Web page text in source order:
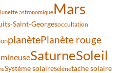
lunette astronomiqueMars
Saint-Georgesoccultation
planètePlanète rouge
SaturneSoleil
Système solaireSélénétache solaire